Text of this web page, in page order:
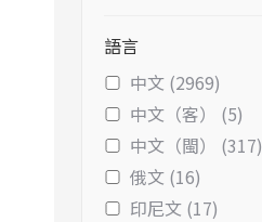
語言
中文 (2969)
中文（客） (5)
中文（閩） (317)
俄文 (16)
印尼文 (17)